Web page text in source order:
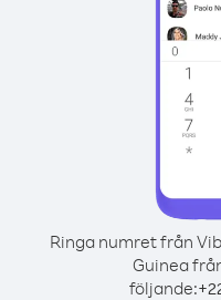
Ringa numret från
Guinea
följande:+